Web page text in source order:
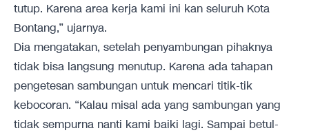
tutup. Karena area kerja kami ini kan seluruh Kota
Bontang,” ujarnya.
Dia mengatakan, setelah penyambungan pihaknya
tidak bisa langsung menutup. Karena ada tahapan
pengetesan sambungan untuk mencari titik-tik
kebocoran. “Kalau misal ada yang sambungan yang
tidak sempurna nanti kami baiki lagi. Sampai betul-